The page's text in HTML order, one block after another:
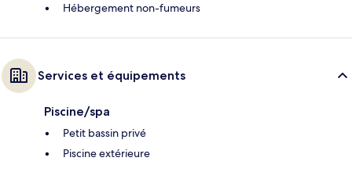
Hébergement non-fumeurs
Services et équipements
Piscine/spa
Petit bassin privé
Piscine extérieure